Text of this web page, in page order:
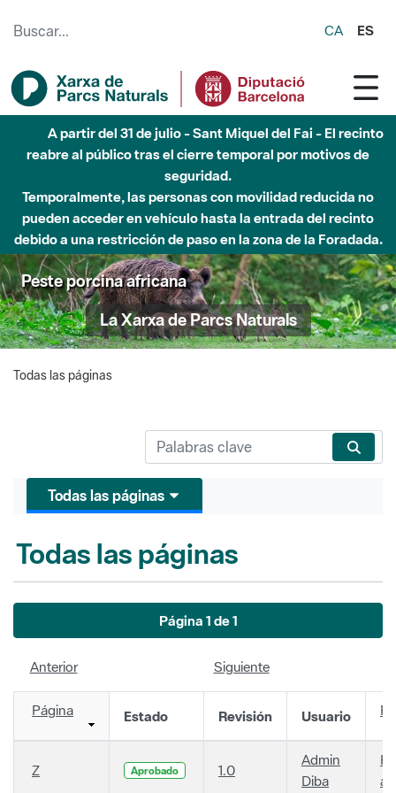
CA ES
A partir del 31 de julio - Sant Miquel del Fai - El recinto
reabre al público tras el cierre temporal por motivos de
seguridad.
Temporalmente, las personas con movilidad reducida no
pueden acceder en vehículo hasta la entrada del recinto
debido a una restricción de paso en la zona de la Foradada.
Peste porcina africana
La Xarxa de Parcs Naturals
Todas las páginas
Todas las páginas
Todas las páginas
Página 1 de 1
Anterior Siguiente
Página Estado Revisión Usuario
Z Aprobado 1.0
Admin
Diba